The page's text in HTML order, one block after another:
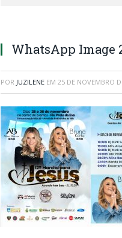
WhatsApp Image
POR JUZILENE EM 25 DE NOVEMBRO